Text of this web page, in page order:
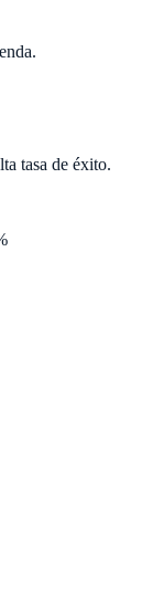
tasa de éxito.